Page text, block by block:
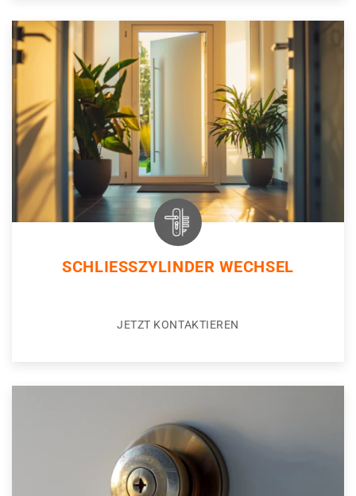
SCHLIESSZYLINDER WECHSEL
JETZT KONTAKTIEREN